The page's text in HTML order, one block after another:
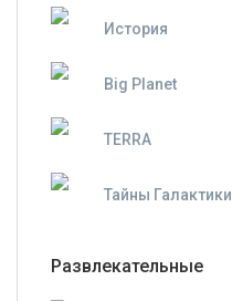
История
Big Planet
TERRA
Тайны Галактики
Развлекательные